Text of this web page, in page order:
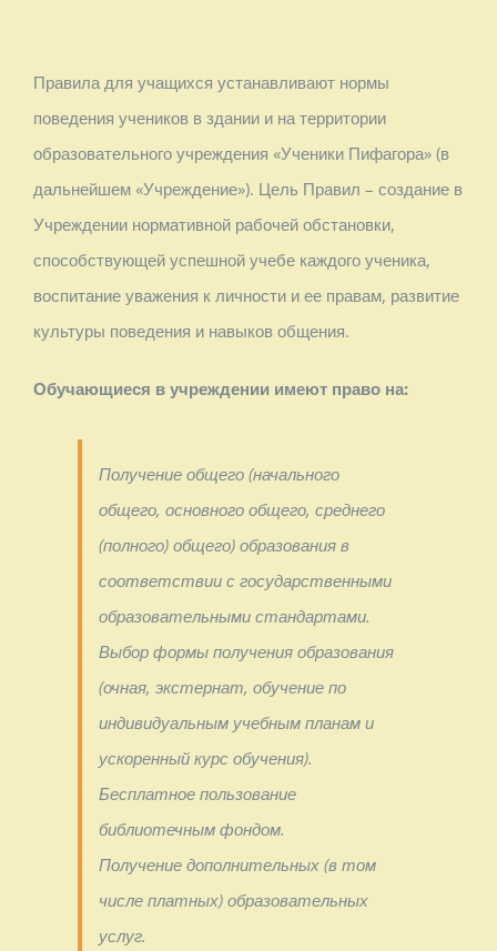
Правила для учащихся устанавливают нормы
поведения учеников в здании и на территории
образовательного учреждения «Ученики Пифагора» (в
дальнейшем «Учреждение»). Цель Правил – создание в
Учреждении нормативной рабочей обстановки,
способствующей успешной учебе каждого ученика,
воспитание уважения к личности и ее правам, развитие
культуры поведения и навыков общения.
Обучающиеся в учреждении имеют право на:
Получение общего (начального
общего, основного общего, среднего
(полного) общего) образования в
соответствии с государственными
образовательными стандартами.
Выбор формы получения образования
(очная, экстернат, обучение по
индивидуальным учебным планам и
ускоренный курс обучения).
Бесплатное пользование
библиотечным фондом.
Получение дополнительных (в том
числе платных) образовательных
услуг.